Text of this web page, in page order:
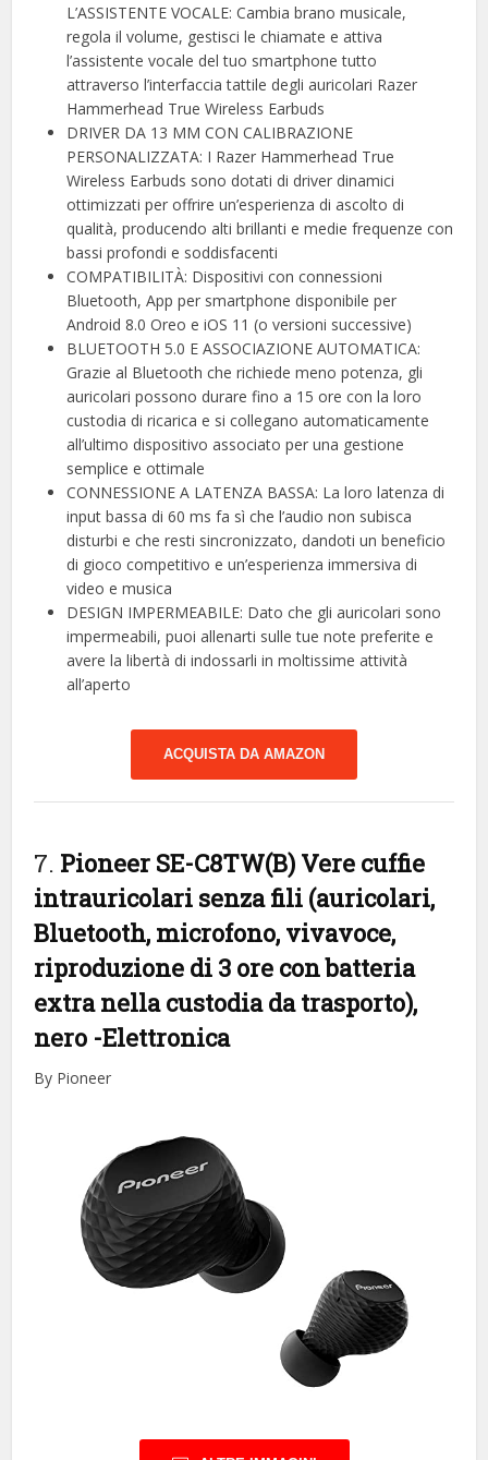
L’ASSISTENTE VOCALE: Cambia brano musicale,
regola il volume, gestisci le chiamate e attiva
l’assistente vocale del tuo smartphone tutto
attraverso l’interfaccia tattile degli auricolari Razer
Hammerhead True Wireless Earbuds
DRIVER DA 13 MM CON CALIBRAZIONE
PERSONALIZZATA: I Razer Hammerhead True
Wireless Earbuds sono dotati di driver dinamici
ottimizzati per offrire un’esperienza di ascolto di
qualità, producendo alti brillanti e medie frequenze con
bassi profondi e soddisfacenti
COMPATIBILITÀ: Dispositivi con connessioni
Bluetooth, App per smartphone disponibile per
Android 8.0 Oreo e iOS 11 (o versioni successive)
BLUETOOTH 5.0 E ASSOCIAZIONE AUTOMATICA:
Grazie al Bluetooth che richiede meno potenza, gli
auricolari possono durare fino a 15 ore con la loro
custodia di ricarica e si collegano automaticamente
all’ultimo dispositivo associato per una gestione
semplice e ottimale
CONNESSIONE A LATENZA BASSA: La loro latenza di
input bassa di 60 ms fa sì che l’audio non subisca
disturbi e che resti sincronizzato, dandoti un beneficio
di gioco competitivo e un’esperienza immersiva di
video e musica
DESIGN IMPERMEABILE: Dato che gli auricolari sono
impermeabili, puoi allenarti sulle tue note preferite e
avere la libertà di indossarli in moltissime attività
all’aperto
ACQUISTA DA AMAZON
7. Pioneer SE-C8TW(B) Vere cuffie
intrauricolari senza fili (auricolari,
Bluetooth, microfono, vivavoce,
riproduzione di 3 ore con batteria
extra nella custodia da trasporto),
nero -Elettronica
By Pioneer